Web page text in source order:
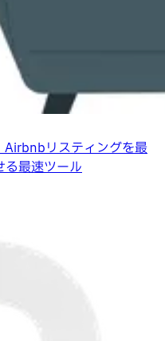
Airbnbリスティングを最
る最速ツール